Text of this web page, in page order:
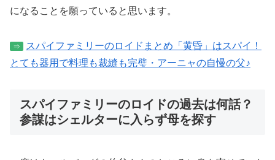
になることを願っていると思います。
⇒
スパイファミリーのロイドまとめ「黄昏」はスパイ！
とても器用で料理も裁縫も完璧・アーニャの自慢の父♪
スパイファミリーのロイドの過去は何話？
参謀はシェルターに入らず母を探す